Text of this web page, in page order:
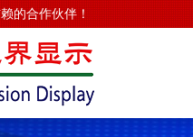
的合作伙伴！